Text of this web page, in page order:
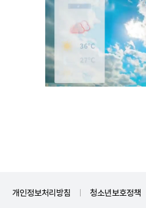
개인정보처리방침 청소년보호정책